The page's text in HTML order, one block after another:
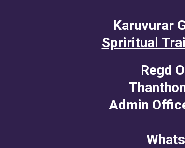
Karuvurar
Spriritual
Regd
Admin